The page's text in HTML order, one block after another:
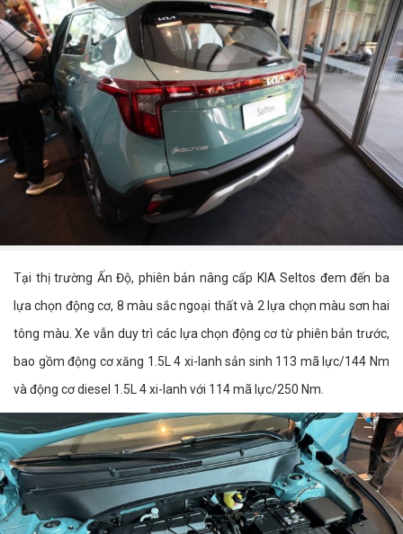
Tại thị trường Ấn Độ, phiên bản nâng cấp KIA Seltos đem đến ba
lựa chọn động cơ, 8 màu sắc ngoại thất và 2 lựa chọn màu sơn hai
tông màu. Xe vẫn duy trì các lựa chọn động cơ từ phiên bản trước,
bao gồm động cơ xăng 1.5L 4 xi-lanh sản sinh 113 mã lực/144 Nm
và động cơ diesel 1.5L 4 xi-lanh với 114 mã lực/250 Nm.